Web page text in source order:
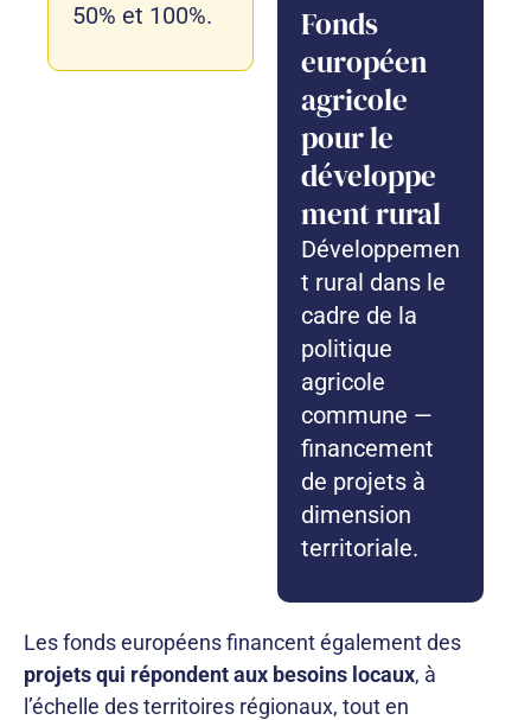
Fonds
européen
agricole
pour le
développe
ment rural
Développemen
t rural dans le
cadre de la
politique
agricole
commune —
financement
de projets à
dimension
territoriale.
50% et 100%.
Les fonds européens financent également des
projets qui répondent aux besoins locaux, à
l’échelle des territoires régionaux, tout en